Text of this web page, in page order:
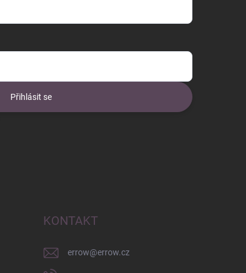
Přihlásit se
KONTAKT
errow@errow.cz